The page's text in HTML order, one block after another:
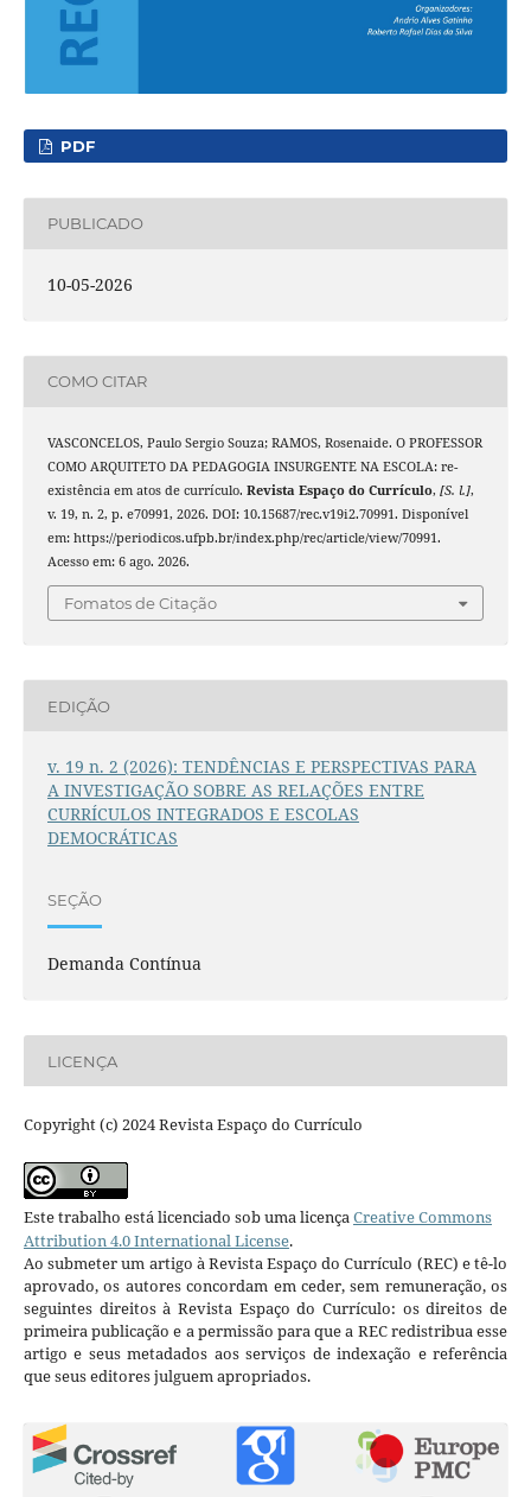
PDF
PUBLICADO
10-05-2026
COMO CITAR
VASCONCELOS, Paulo Sergio Souza; RAMOS, Rosenaide. O PROFESSOR
COMO ARQUITETO DA PEDAGOGIA INSURGENTE NA ESCOLA: re-
existência em atos de currículo. Revista Espaço do Currículo, [S. l.],
v. 19, n. 2, p. e70991, 2026. DOI: 10.15687/rec.v19i2.70991. Disponível
em: https://periodicos.ufpb.br/index.php/rec/article/view/70991.
Acesso em: 6 ago. 2026.
Fomatos de Citação
EDIÇÃO
v. 19 n. 2 (2026): TENDÊNCIAS E PERSPECTIVAS PARA
A INVESTIGAÇÃO SOBRE AS RELAÇÕES ENTRE
CURRÍCULOS INTEGRADOS E ESCOLAS
DEMOCRÁTICAS
SEÇÃO
Demanda Contínua
LICENÇA
Copyright (c) 2024 Revista Espaço do Currículo
Este trabalho está licenciado sob uma licençaCreative Commons
Attribution 4.0 International License.
Ao submeter um artigo à Revista Espaço do Currículo (REC) e tê-lo
aprovado, os autores concordam em ceder, sem remuneração, os
seguintes direitos à Revista Espaço do Currículo: os direitos de
primeira publicação e a permissão para que a REC redistribua esse
artigo e seus metadados aos serviços de indexação e referência
que seus editores julguem apropriados.